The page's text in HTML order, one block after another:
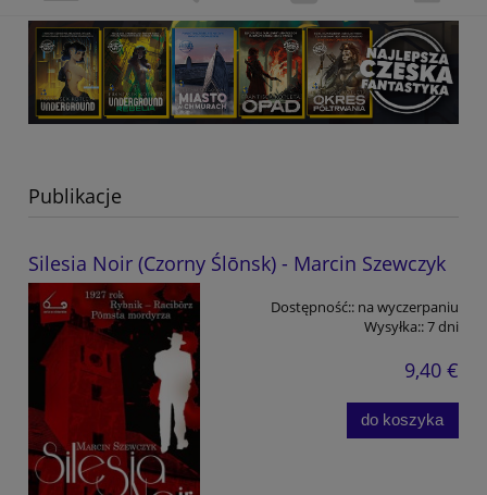
Publikacje
Silesia Noir (Czorny Ślōnsk) - Marcin Szewczyk
Dostępność:: na wyczerpaniu
Wysyłka::7 dni
9,40 €
do koszyka